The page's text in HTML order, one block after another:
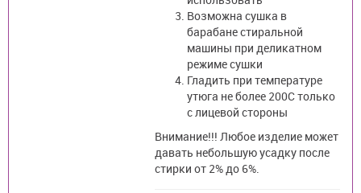
Возможна сушка в
барабане стиральной
машины при деликатном
режиме сушки
Гладить при температуре
утюга не более 200С только
с лицевой стороны
Внимание!!! Любое изделие может
давать небольшую усадку после
стирки от 2% до 6%.